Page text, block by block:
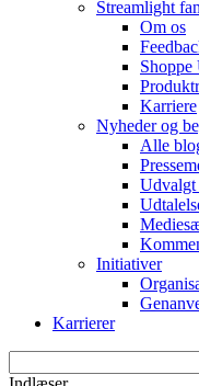
Streamlight
Om os
Shoppe
Karriere
Nyheder og
Alle
Udvalgt
Initiativer
Karrierer